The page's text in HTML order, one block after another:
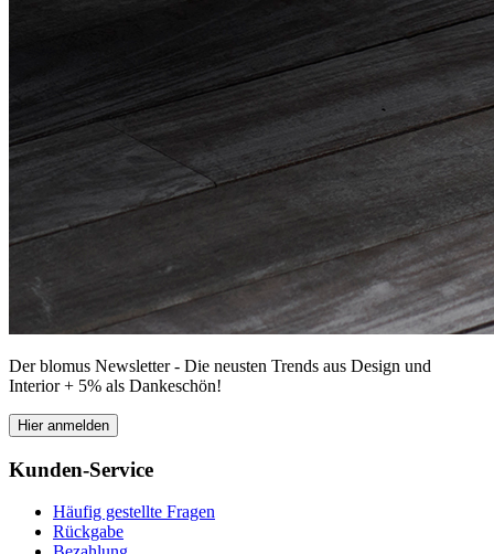
Der blomus Newsletter - Die neusten Trends aus Design und
Interior + 5% als Dankeschön!
Hier anmelden
Kunden-Service
Häufig gestellte Fragen
Rückgabe